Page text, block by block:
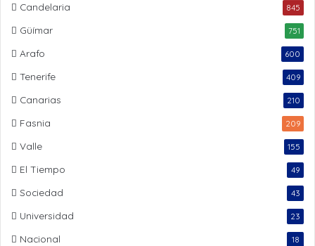
Candelaria 845
Güímar 751
Arafo 600
Tenerife 409
Canarias 210
Fasnia 209
Valle 155
El Tiempo 49
Sociedad 43
Universidad 23
Nacional 18